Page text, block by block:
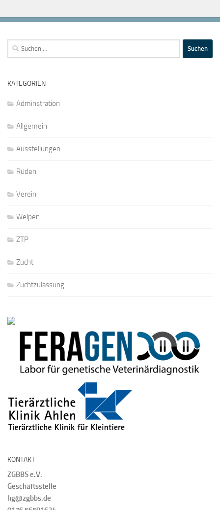
Suchen
nach:
KATEGORIEN
Adminstration
Allgemein
Ausstellungen
Rüden
Verein
Welpen
ZTP
Zucht
Zuchtzulassung
KONTAKT
ZGBBS e.V.
Geschäftsstelle
hg@zgbbs.de